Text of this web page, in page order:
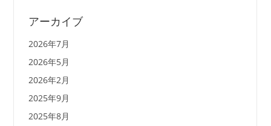
アーカイブ
2026年7月
2026年5月
2026年2月
2025年9月
2025年8月